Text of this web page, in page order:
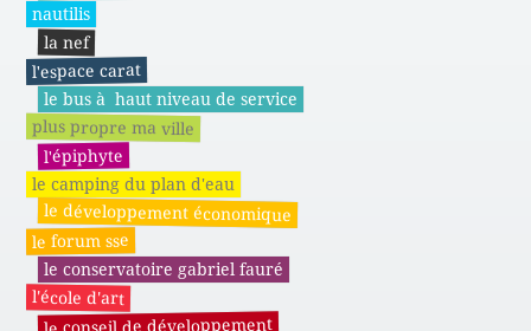
nautilis
la nef
l'espace carat
le bus à haut niveau de service
plus propre ma ville
l'épiphyte
le camping du plan d'eau
le développement économique
le forum sse
le conservatoire gabriel fauré
l'école d'art
le conseil de développement